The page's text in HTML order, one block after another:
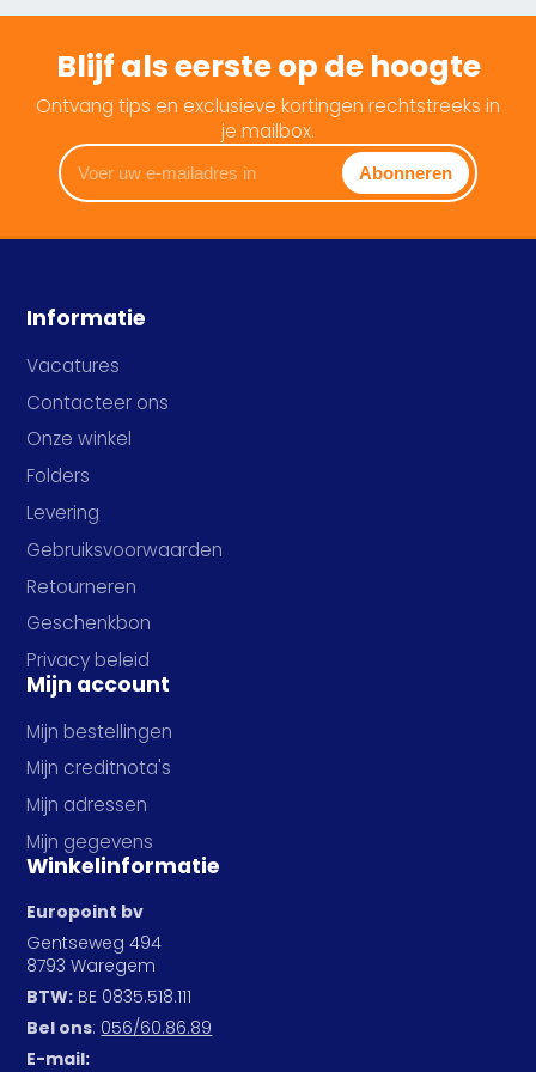
Blijf als eerste op de hoogte
Ontvang tips en exclusieve kortingen rechtstreeks in
je mailbox.
Voer
uw
e-
in
Abonneren
Informatie
Vacatures
Contacteer ons
Onze winkel
Folders
Levering
Gebruiksvoorwaarden
Retourneren
Geschenkbon
Privacy beleid
Mijn account
Mijn bestellingen
Mijn creditnota's
Mijn adressen
Mijn gegevens
Winkelinformatie
Europoint bv
Gentseweg 494
8793 Waregem
BTW: BE 0835.518.111
Bel ons: 056/60.86.89
E-mail: